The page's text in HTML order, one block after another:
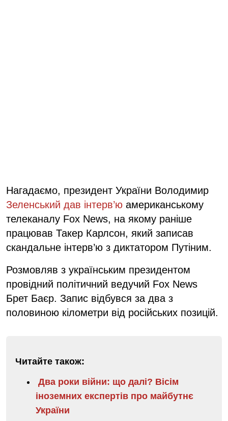
Нагадаємо, президент України Володимир
Зеленський дав інтерв’ю американському
телеканалу Fox News, на якому раніше
працював Такер Карлсон, який записав
скандальне інтерв’ю з диктатором Путіним.
Розмовляв з українським президентом
провідний політичний ведучий Fox News
Брет Баєр. Запис відбувся за два з
половиною кілометри від російських позицій.
Читайте також:
Два роки війни: що далі? Вісім
іноземних експертів про майбутнє
України